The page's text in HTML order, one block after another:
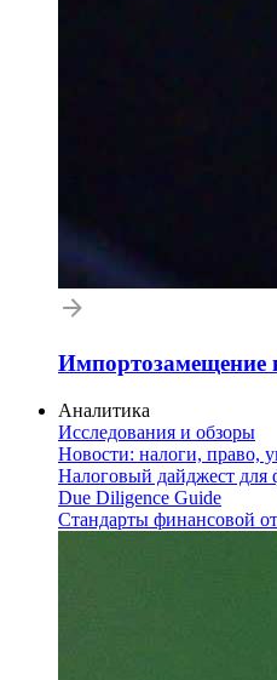
Импортозамещение
Аналитика
Исследования и обзоры
Новости: налоги, право,
Налоговый дайджест для
Due Diligence Guide
Стандарты финансовой